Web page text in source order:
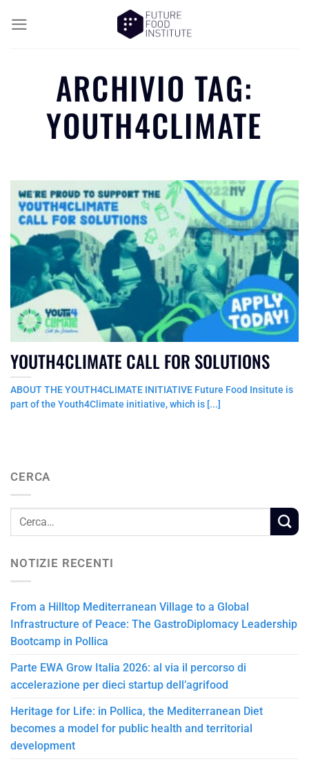
ARCHIVIO TAG:
YOUTH4CLIMATE
YOUTH4CLIMATE CALL FOR SOLUTIONS
ABOUT THE YOUTH4CLIMATE INITIATIVE Future Food Insitute is
part of the Youth4Climate initiative, which is [...]
CERCA
NOTIZIE RECENTI
From a Hilltop Mediterranean Village to a Global
Infrastructure of Peace: The GastroDiplomacy Leadership
Bootcamp in Pollica
Parte EWA Grow Italia 2026: al via il percorso di
accelerazione per dieci startup dell’agrifood
Heritage for Life: in Pollica, the Mediterranean Diet
becomes a model for public health and territorial
development